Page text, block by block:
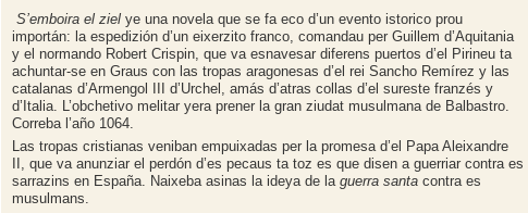
S’emboira el ziel ye una novela que se fa eco d’un evento istorico prou
importán: la espedizión d’un eixerzito franco, comandau per Guillem d’Aquitania
y el normando Robert Crispin, que va esnavesar diferens puertos d’el Pirineu ta
achuntar-se en Graus con las tropas aragonesas d’el rei Sancho Remírez y las
catalanas d’Armengol III d’Urchel, amás d’atras collas d’el sureste franzés y
d’Italia. L’obchetivo melitar yera prener la gran ziudat musulmana de Balbastro.
Correba l’año 1064.
Las tropas cristianas veniban empuixadas per la promesa d’el Papa Aleixandre
II, que va anunziar el perdón d’es pecaus ta toz es que disen a guerriar contra es
sarrazins en España. Naixeba asinas la ideya de la guerra santa contra es
musulmans.